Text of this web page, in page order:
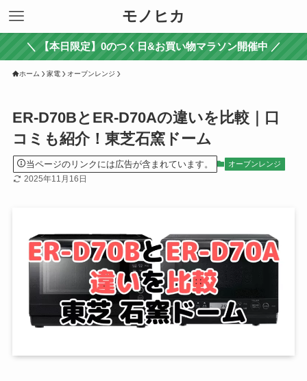
モノヒカ
＼ 【本日限定】0のつく日&お買い物マラソン開催中 ／
ホーム 家電 オーブンレンジ
ER-D70BとER-D70Aの違いを比較｜口
コミも紹介！東芝石窯ドーム
当ページのリンクには広告が含まれています。 オーブンレンジ
2025年11月16日